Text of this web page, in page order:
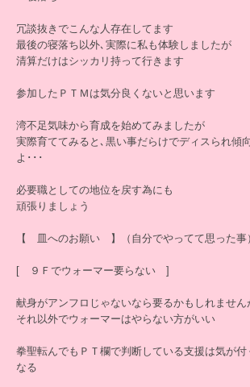
冗談抜きでこんな人存在してます
最後の寝落ち以外､実際に私も体験しましたが
清算だけはシッカリ持って行きます
参加したＰＴＭは気分良くないと思います
湾不足気味から育成を始めてみましたが
実際育ててみると､黒い事だらけでディスられ傾
よ･･･
必要職としての地位を戻す為にも
頑張りましょう
【 皿へのお願い 】（自分でやってて思った事
[ ９Ｆでウォーマー要らない ]
献身がアンフロじゃないなら要るかもしれません
それ以外でウォーマーはやらない方がいい
拳聖転んでもＰＴ欄で判断している支援は気が
なる